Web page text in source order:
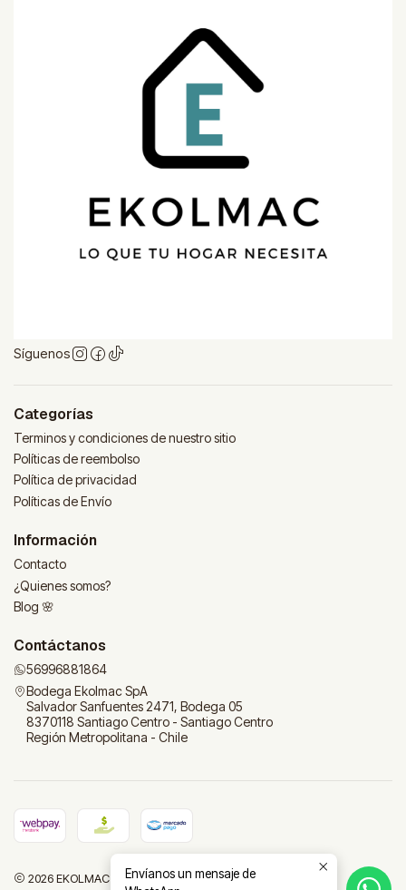
Síguenos
Categorías
Terminos y condiciones de nuestro sitio
Políticas de reembolso
Política de privacidad
Políticas de Envío
Información
Contacto
¿Quienes somos?
Blog 🌸
Contáctanos
56996881864
Bodega Ekolmac SpA
Salvador Sanfuentes 2471, Bodega 05
8370118 Santiago Centro - Santiago Centro
Región Metropolitana - Chile
2026 EKOLMAC | Tu tienda para el hogar.
Envíanos un mensaje de